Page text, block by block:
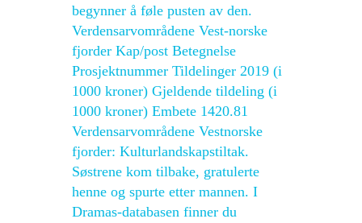
begynner å føle pusten av den.
Verdensarvområdene Vest-norske
fjorder Kap/post Betegnelse
Prosjektnummer Tildelinger 2019 (i
1000 kroner) Gjeldende tildeling (i
1000 kroner) Embete 1420.81
Verdensarvområdene Vestnorske
fjorder: Kulturlandskapstiltak.
Søstrene kom tilbake, gratulerte
henne og spurte etter mannen. I
Dramas-databasen finner du